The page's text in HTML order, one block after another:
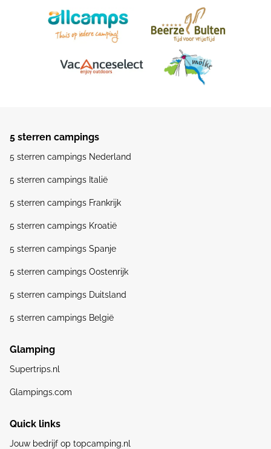
5 sterren campings
5 sterren campings Nederland
5 sterren campings Italië
5 sterren campings Frankrijk
5 sterren campings Kroatië
5 sterren campings Spanje
5 sterren campings Oostenrijk
5 sterren campings Duitsland
5 sterren campings België
Glamping
Supertrips.nl
Glampings.com
Quick links
Jouw bedrijf op topcamping.nl